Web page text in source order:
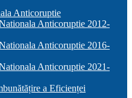
Anticoruptie
Anticoruptie 2012-
Anticoruptie 2016-
Anticoruptie 2021-
a Eficienței